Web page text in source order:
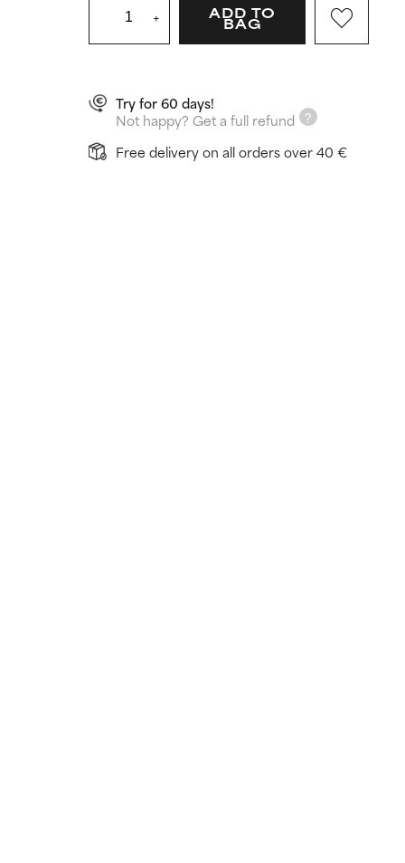
+
ADD TO
BAG
Try for 60 days!
Not happy? Get a full refund
Free delivery on all orders over 40 €